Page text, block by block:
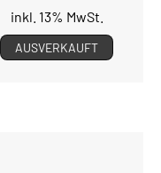
inkl. 13% MwSt.
AUSVERKAUFT